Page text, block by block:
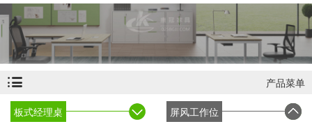
产品菜单
板式经理桌 屏风工作位